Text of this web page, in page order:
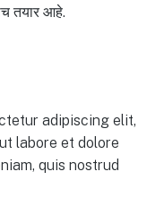
तयार आहे.
adipiscing elit,
labore et dolore
quis nostrud